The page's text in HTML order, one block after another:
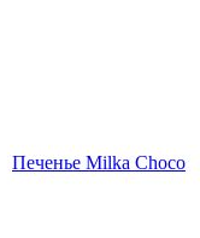
Печенье Milka Choco